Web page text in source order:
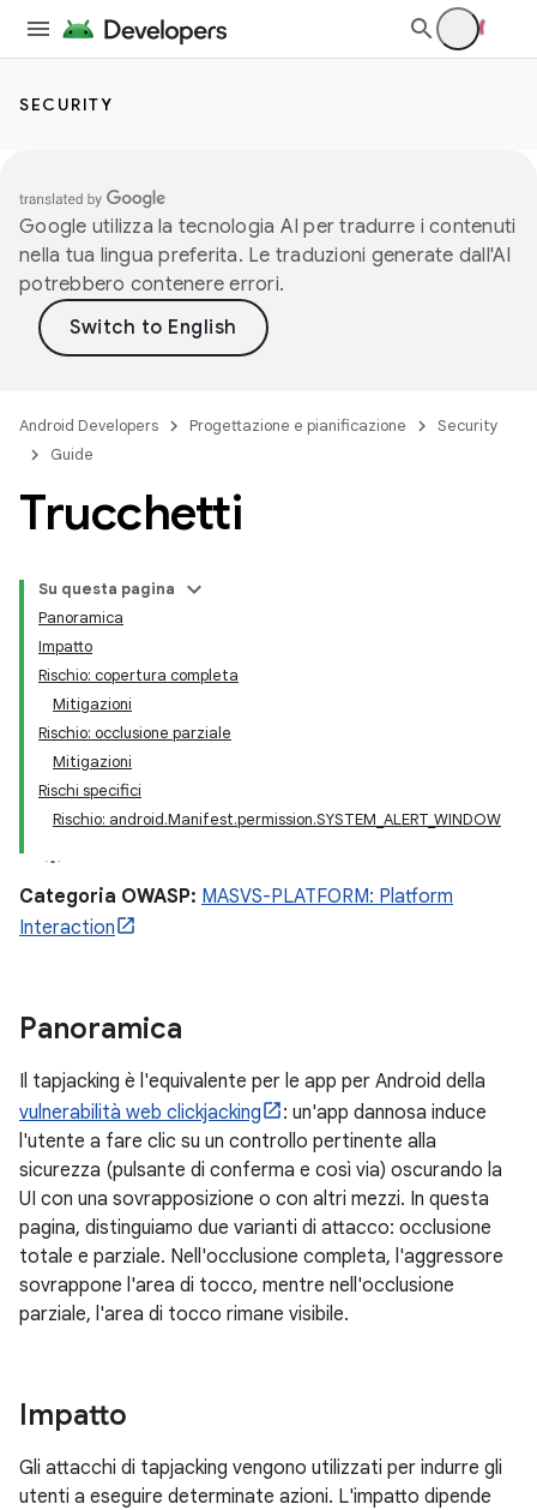
SECURITY
Google utilizza la tecnologia AI per tradurre i contenuti
nella tua lingua preferita. Le traduzioni generate dall'AI
potrebbero contenere errori.
Android Developers Progettazione e pianificazione
Security
Guide
Trucchetti
Su questa pagina
Panoramica
Impatto
Rischio: copertura completa
Mitigazioni
Rischio: occlusione parziale
Mitigazioni
Rischi specifici
Rischio: android.Manifest.permission.SYSTEM_ALERT_WINDOW
Categoria OWASP: MASVS-PLATFORM: Platform
Interaction
Panoramica
Il tapjacking è l'equivalente per le app per Android della
vulnerabilità web clickjacking
: un'app dannosa induce
l'utente a fare clic su un controllo pertinente alla
sicurezza (pulsante di conferma e così via) oscurando la
UI con una sovrapposizione o con altri mezzi. In questa
pagina, distinguiamo due varianti di attacco: occlusione
totale e parziale. Nell'occlusione completa, l'aggressore
sovrappone l'area di tocco, mentre nell'occlusione
parziale, l'area di tocco rimane visibile.
Impatto
Gli attacchi di tapjacking vengono utilizzati per indurre gli
utenti a eseguire determinate azioni. L'impatto dipende